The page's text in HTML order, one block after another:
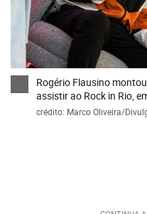
Rogério Flausino
assistir ao Rock in Rio,
crédito: Marco Oliveira/